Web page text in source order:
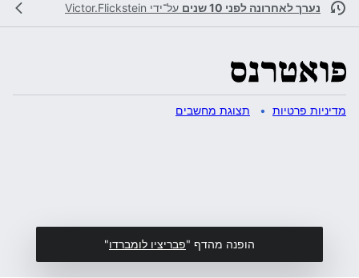
נערך לאחרונה לפני 10 שנים על־ידי Victor.Flickstein
מדיניות פרטיות תצוגת מחשבים
הופנה מהדף "פבריציו לומברדו"